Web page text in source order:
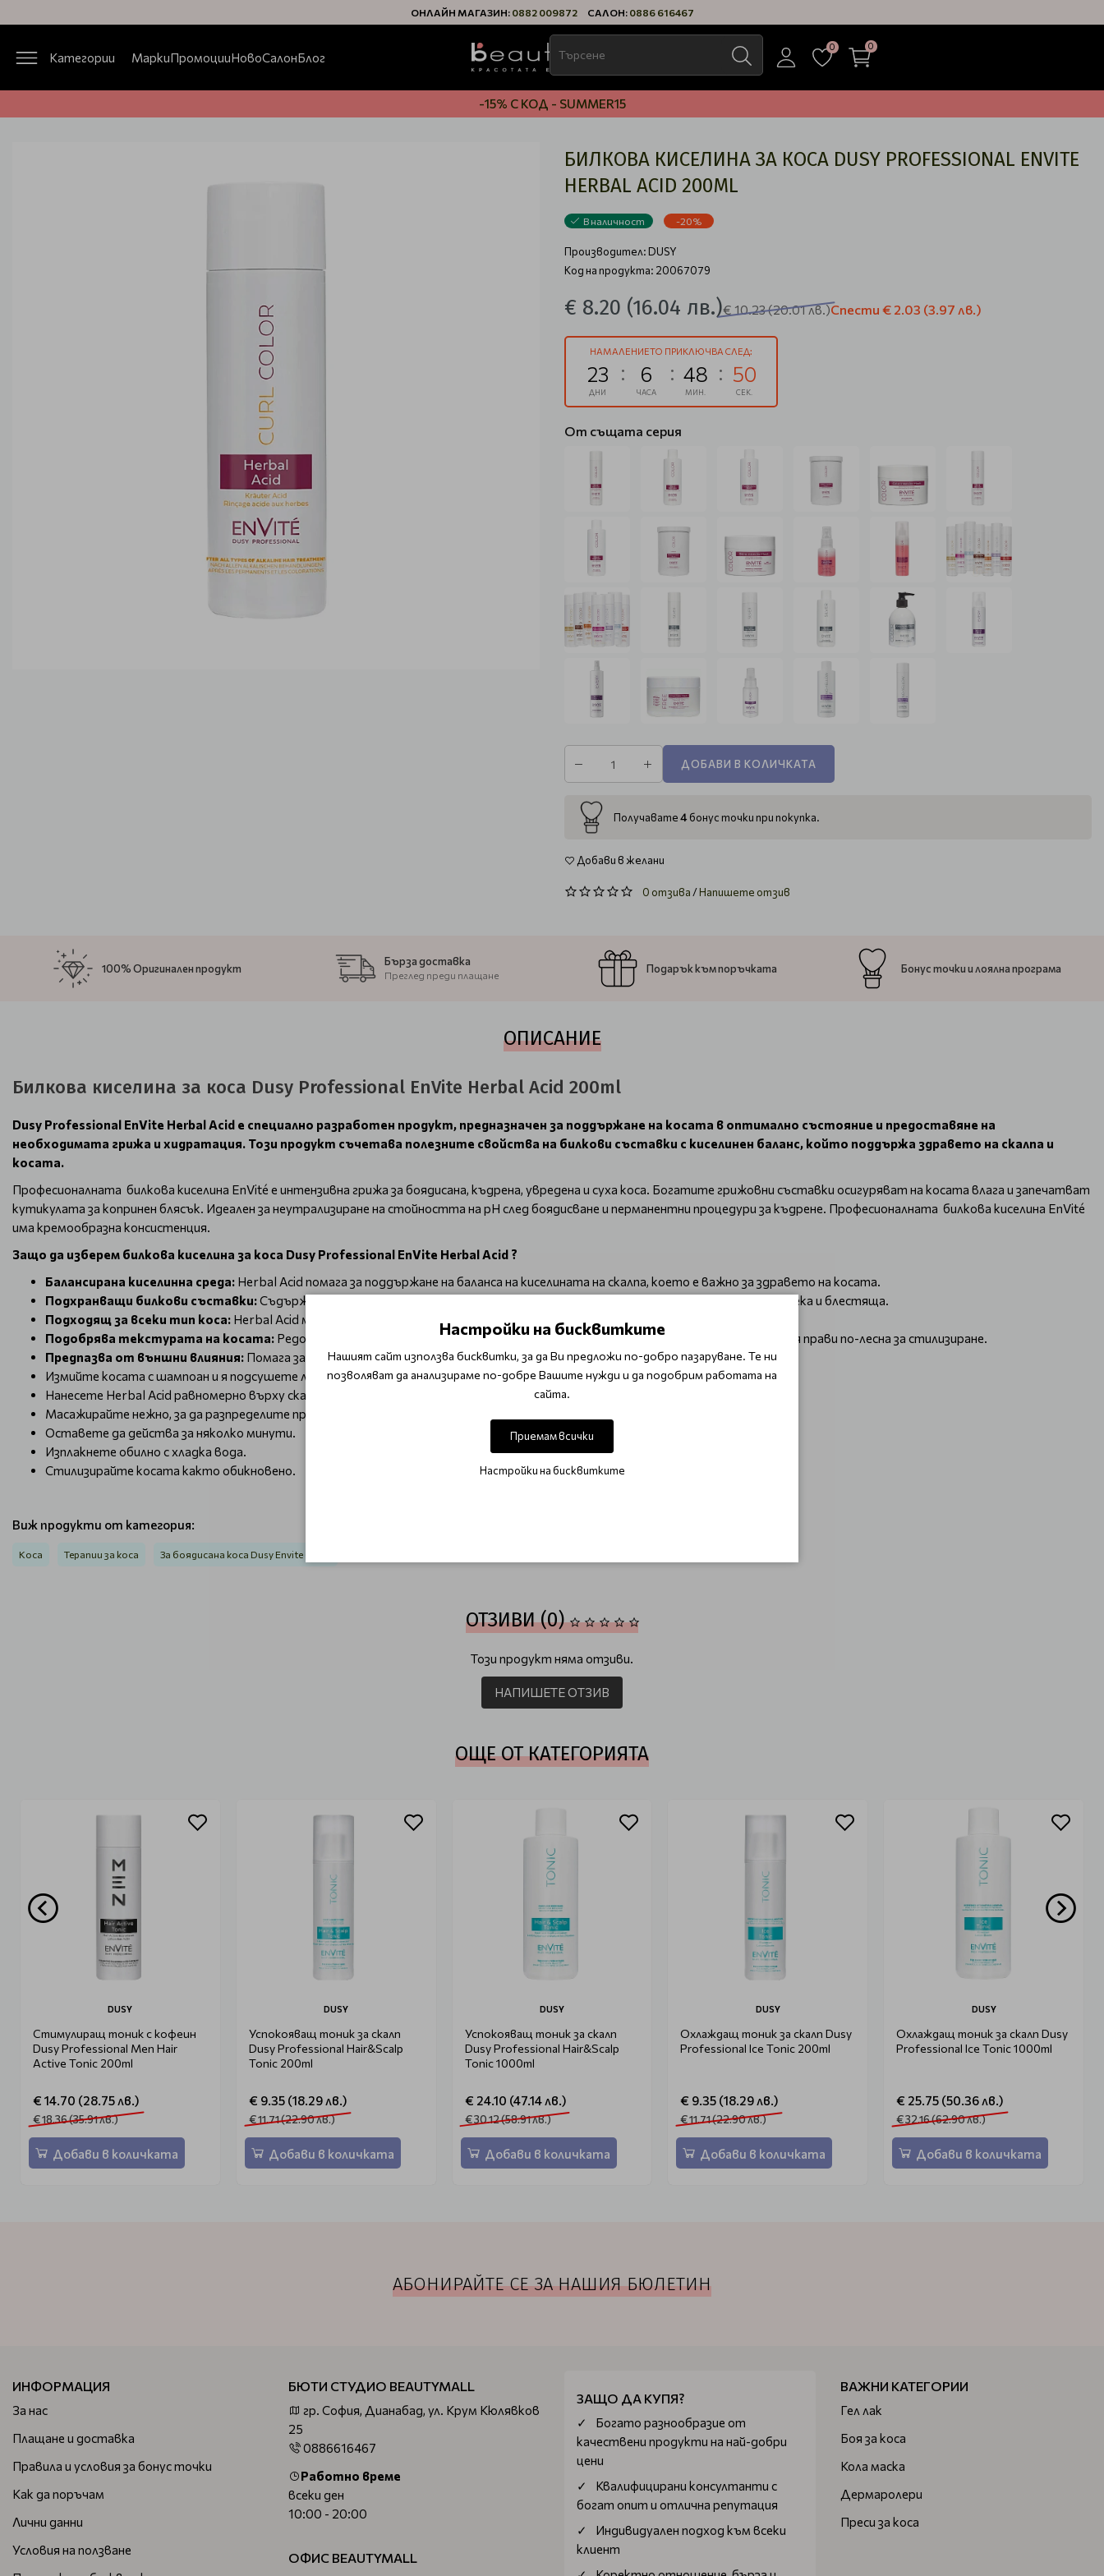
ОНЛАЙН МАГАЗИН: 0882 009872 САЛОН: 0886 616467
Категории МаркиПромоцииНовоСалонБлог
0 0
-15% С КОД - SUMMER15
БИЛКОВА КИСЕЛИНА ЗА КОСА DUSY PROFESSIONAL ENVITE
HERBAL ACID 200ML
В наличност -20%
Производител:DUSY
Код на продукта: 20067079
€ 8.20 (16.04 лв.)€ 10.23(20.01 лв.)Спести € 2.03 (3.97 лв.)
НАМАЛЕНИЕТО ПРИКЛЮЧВА СЛЕД:
23
ДНИ
6
ЧАСА
48
МИН.
50
СЕК.
От същата серия
ДОБАВИ В КОЛИЧКАТА
Получавате4бонус точки при покупка.
Добави в желани
0 отзива/Напишете отзив
100% Оригинален продукт
Бърза доставка
Преглед преди плащане
Подарък към поръчката Бонус точки и лоялна програма
ОПИСАНИЕ
Билкова киселина за коса Dusy Professional EnVite Herbal Acid 200ml
Dusy Professional EnVite Herbal Acid е специално разработен продукт, предназначен за поддържане на косата в оптимално състояние и предоставяне на
необходимата грижа и хидратация. Този продукт съчетава полезните свойства на билкови съставки с киселинен баланс, който поддържа здравето на скалпа и
косата.
Професионалната билкова киселина EnVité е интензивна грижа за боядисана, къдрена, увредена и суха коса. Богатите грижовни съставки осигуряват на косата влага и запечатват
кутикулата за копринен блясък. Идеален за неутрализиране на стойността на рН след боядисване и перманентни процедури за къдрене. Професионалната билкова киселина EnVité
има кремообразна консистенция.
Защо да изберем билкова киселина за коса Dusy Professional EnVite Herbal Acid ?
Балансирана киселинна среда: Herbal Acid помага за поддържане на баланса на киселината на скалпа, което е важно за здравето на косата.
Подхранващи билкови съставки:Съдържа билкови екстракти, които хидратират и подхранват косата, като я правят мека и блестяща.
Подходящ за всеки тип коса: Herbal Acid може да се използва на всеки тип коса.
Подобрява текстурата на косата: Редовната употреба на този продукт може да подобри текстурата на косата, като я прави по-лесна за стилизиране.
Предпазва от външни влияния: Помага за предпазване на косата от негативните влияния на околната среда.
Измийте косата с шампоан и я подсушете леко с кърпа.
Нанесете Herbal Acid равномерно върху скалпа и власовете.
Масажирайте нежно, за да разпределите продукта.
Оставете да действа за няколко минути.
Изплакнете обилно с хладка вода.
Стилизирайте косата както обикновено.
Виж продукти от категория:
Коса Терапии за коса За боядисана коса Dusy Envite Color
ОТЗИВИ (0)
Този продукт няма отзиви.
НАПИШЕТЕ ОТЗИВ
ОЩЕ ОТ КАТЕГОРИЯТА
DUSY
Стимулиращ тоник с кофеин
Dusy Professional Men Hair
Active Tonic 200ml
€ 14.70 (28.75 лв.)
€ 18.36 (35.91 лв.)
Добави в количката
DUSY
Успокояващ тоник за скалп
Dusy Professional Hair&Scalp
Tonic 200ml
€ 9.35 (18.29 лв.)
€ 11.71 (22.90 лв.)
Добави в количката
DUSY
Успокояващ тоник за скалп
Dusy Professional Hair&Scalp
Tonic 1000ml
€ 24.10 (47.14 лв.)
€ 30.12 (58.91 лв.)
Добави в количката
DUSY
Охлаждащ тоник за скалп Dusy
Professional Ice Tonic 200ml
€ 9.35 (18.29 лв.)
€ 11.71 (22.90 лв.)
Добави в количката
DUSY
Охлаждащ тоник за скалп Dusy
Professional Ice Tonic 1000ml
€ 25.75 (50.36 лв.)
€ 32.16 (62.90 лв.)
Добави в количката
АБОНИРАЙТЕ СЕ ЗА НАШИЯ БЮЛЕТИН
ИНФОРМАЦИЯ
За нас
Плащане и доставка
Правила и условия за бонус точки
Как да поръчам
Лични данни
Условия на ползване
БЮТИ СТУДИО BEAUTYMALL
гр. София, Дианабад, ул. Крум Кюлявков
25
0886616467
Работно време
всеки ден
10:00 - 20:00
ОФИС BEAUTYMALL
ЗАЩО ДА КУПЯ?
Богатo разнообразие от
качествени продукти на най-добри
цени
Квалифицирани консултанти с
богат опит и отлична репутация
Индивидуален подход към всеки
клиент
ВАЖНИ КАТЕГОРИИ
Гел лак
Боя за коса
Кола маска
Дермаролери
Преси за коса
Настройки на бисквитките
Нашият сайт използва бисквитки, за да Ви предложи по-добро пазаруване. Те ни
позволяват да анализираме по-добре Вашите нужди и да подобрим работата на
сайта.
Приемам всички
Настройки на бисквитките